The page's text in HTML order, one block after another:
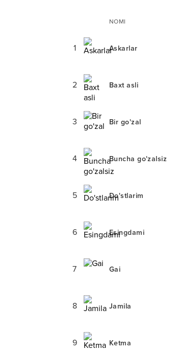
NOMI
1 Askarlar
2 Baxt asli
3 Bir go'zal
4 Buncha go'zalsiz
5 Do'stlarim
6 Esingdami
7 Gai
8 Jamila
9 Ketma